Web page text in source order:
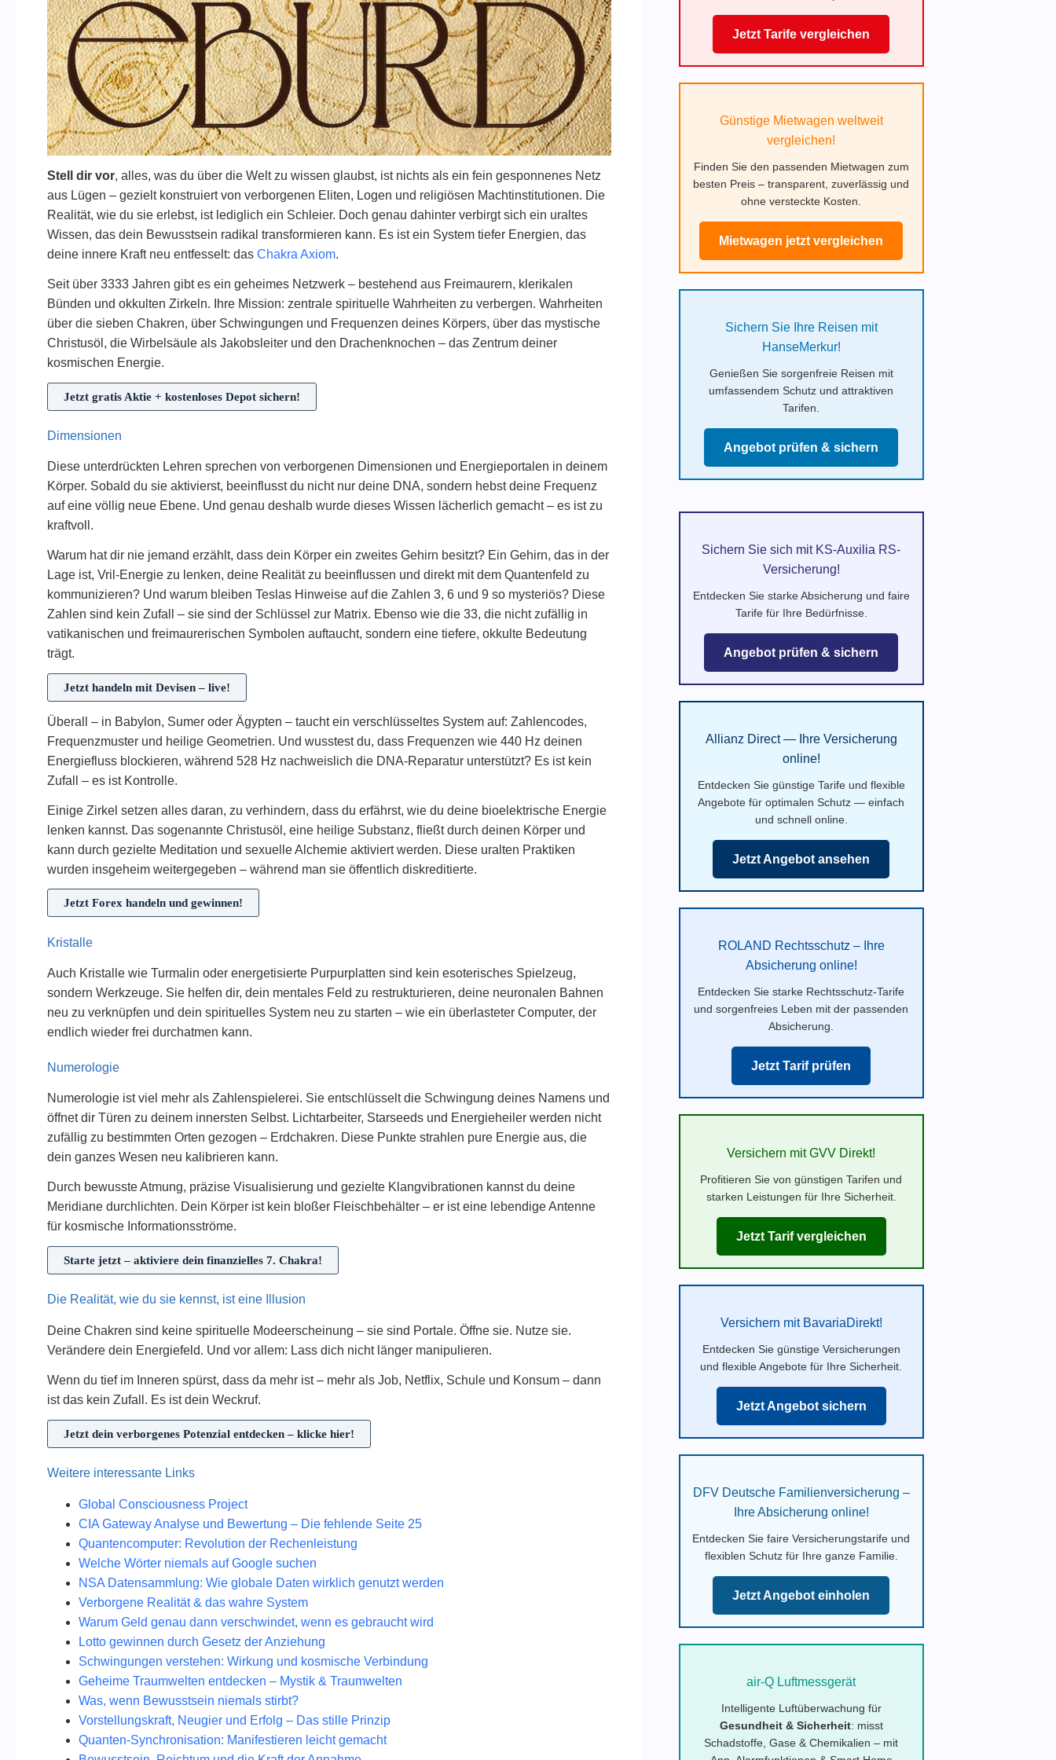
Stell dir vor, alles, was du über die Welt zu wissen glaubst, ist nichts als ein fein gesponnenes Netz
aus Lügen – gezielt konstruiert von verborgenen Eliten, Logen und religiösen Machtinstitutionen. Die
Realität, wie du sie erlebst, ist lediglich ein Schleier. Doch genau dahinter verbirgt sich ein uraltes
Wissen, das dein Bewusstsein radikal transformieren kann. Es ist ein System tiefer Energien, das
deine innere Kraft neu entfesselt: das Chakra Axiom.
Seit über 3333 Jahren gibt es ein geheimes Netzwerk – bestehend aus Freimaurern, klerikalen
Bünden und okkulten Zirkeln. Ihre Mission: zentrale spirituelle Wahrheiten zu verbergen. Wahrheiten
über die sieben Chakren, über Schwingungen und Frequenzen deines Körpers, über das mystische
Christusöl, die Wirbelsäule als Jakobsleiter und den Drachenknochen – das Zentrum deiner
kosmischen Energie.
Jetzt gratis Aktie + kostenloses Depot sichern!
Dimensionen
Diese unterdrückten Lehren sprechen von verborgenen Dimensionen und Energieportalen in deinem
Körper. Sobald du sie aktivierst, beeinflusst du nicht nur deine DNA, sondern hebst deine Frequenz
auf eine völlig neue Ebene. Und genau deshalb wurde dieses Wissen lächerlich gemacht – es ist zu
kraftvoll.
Warum hat dir nie jemand erzählt, dass dein Körper ein zweites Gehirn besitzt? Ein Gehirn, das in der
Lage ist, Vril-Energie zu lenken, deine Realität zu beeinflussen und direkt mit dem Quantenfeld zu
kommunizieren? Und warum bleiben Teslas Hinweise auf die Zahlen 3, 6 und 9 so mysteriös? Diese
Zahlen sind kein Zufall – sie sind der Schlüssel zur Matrix. Ebenso wie die 33, die nicht zufällig in
vatikanischen und freimaurerischen Symbolen auftaucht, sondern eine tiefere, okkulte Bedeutung
trägt.
Jetzt handeln mit Devisen – live!
Überall – in Babylon, Sumer oder Ägypten – taucht ein verschlüsseltes System auf: Zahlencodes,
Frequenzmuster und heilige Geometrien. Und wusstest du, dass Frequenzen wie 440 Hz deinen
Energiefluss blockieren, während 528 Hz nachweislich die DNA-Reparatur unterstützt? Es ist kein
Zufall – es ist Kontrolle.
Einige Zirkel setzen alles daran, zu verhindern, dass du erfährst, wie du deine bioelektrische Energie
lenken kannst. Das sogenannte Christusöl, eine heilige Substanz, fließt durch deinen Körper und
kann durch gezielte Meditation und sexuelle Alchemie aktiviert werden. Diese uralten Praktiken
wurden insgeheim weitergegeben – während man sie öffentlich diskreditierte.
Jetzt Forex handeln und gewinnen!
Kristalle
Auch Kristalle wie Turmalin oder energetisierte Purpurplatten sind kein esoterisches Spielzeug,
sondern Werkzeuge. Sie helfen dir, dein mentales Feld zu restrukturieren, deine neuronalen Bahnen
neu zu verknüpfen und dein spirituelles System neu zu starten – wie ein überlasteter Computer, der
endlich wieder frei durchatmen kann.
Numerologie
Numerologie ist viel mehr als Zahlenspielerei. Sie entschlüsselt die Schwingung deines Namens und
öffnet dir Türen zu deinem innersten Selbst. Lichtarbeiter, Starseeds und Energieheiler werden nicht
zufällig zu bestimmten Orten gezogen – Erdchakren. Diese Punkte strahlen pure Energie aus, die
dein ganzes Wesen neu kalibrieren kann.
Durch bewusste Atmung, präzise Visualisierung und gezielte Klangvibrationen kannst du deine
Meridiane durchlichten. Dein Körper ist kein bloßer Fleischbehälter – er ist eine lebendige Antenne
für kosmische Informationsströme.
Starte jetzt – aktiviere dein finanzielles 7. Chakra!
Die Realität, wie du sie kennst, ist eine Illusion
Deine Chakren sind keine spirituelle Modeerscheinung – sie sind Portale. Öffne sie. Nutze sie.
Verändere dein Energiefeld. Und vor allem: Lass dich nicht länger manipulieren.
Wenn du tief im Inneren spürst, dass da mehr ist – mehr als Job, Netflix, Schule und Konsum – dann
ist das kein Zufall. Es ist dein Weckruf.
Jetzt dein verborgenes Potenzial entdecken – klicke hier!
Weitere interessante Links
Global Consciousness Project
CIA Gateway Analyse und Bewertung – Die fehlende Seite 25
Quantencomputer: Revolution der Rechenleistung
Welche Wörter niemals auf Google suchen
NSA Datensammlung: Wie globale Daten wirklich genutzt werden
Verborgene Realität & das wahre System
Warum Geld genau dann verschwindet, wenn es gebraucht wird
Lotto gewinnen durch Gesetz der Anziehung
Schwingungen verstehen: Wirkung und kosmische Verbindung
Geheime Traumwelten entdecken – Mystik & Traumwelten
Was, wenn Bewusstsein niemals stirbt?
Vorstellungskraft, Neugier und Erfolg – Das stille Prinzip
Quanten-Synchronisation: Manifestieren leicht gemacht
Jetzt Tarife vergleichen
Günstige Mietwagen weltweit
vergleichen!
Finden Sie den passenden Mietwagen zum
besten Preis – transparent, zuverlässig und
ohne versteckte Kosten.
Mietwagen jetzt vergleichen
Sichern Sie Ihre Reisen mit
HanseMerkur!
Genießen Sie sorgenfreie Reisen mit
umfassendem Schutz und attraktiven
Tarifen.
Angebot prüfen & sichern
Sichern Sie sich mit KS-Auxilia RS-
Versicherung!
Entdecken Sie starke Absicherung und faire
Tarife für Ihre Bedürfnisse.
Angebot prüfen & sichern
Allianz Direct — Ihre Versicherung
online!
Entdecken Sie günstige Tarife und flexible
Angebote für optimalen Schutz — einfach
und schnell online.
Jetzt Angebot ansehen
ROLAND Rechtsschutz – Ihre
Absicherung online!
Entdecken Sie starke Rechtsschutz-Tarife
und sorgenfreies Leben mit der passenden
Absicherung.
Jetzt Tarif prüfen
Versichern mit GVV Direkt!
Profitieren Sie von günstigen Tarifen und
starken Leistungen für Ihre Sicherheit.
Jetzt Tarif vergleichen
Versichern mit BavariaDirekt!
Entdecken Sie günstige Versicherungen
und flexible Angebote für Ihre Sicherheit.
Jetzt Angebot sichern
DFV Deutsche Familienversicherung –
Ihre Absicherung online!
Entdecken Sie faire Versicherungstarife und
flexiblen Schutz für Ihre ganze Familie.
Jetzt Angebot einholen
air-Q Luftmessgerät
Intelligente Luftüberwachung für
Gesundheit & Sicherheit: misst
Schadstoffe, Gase & Chemikalien – mit